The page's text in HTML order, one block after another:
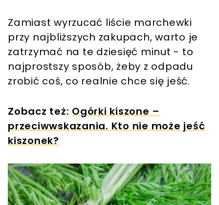
Zamiast wyrzucać liście marchewki
przy najbliższych zakupach, warto je
zatrzymać na te dziesięć minut - to
najprostszy sposób, żeby z odpadu
zrobić coś, co realnie chce się jeść.
Zobacz też: Ogórki kiszone –
przeciwwskazania. Kto nie może jeść
kiszonek?